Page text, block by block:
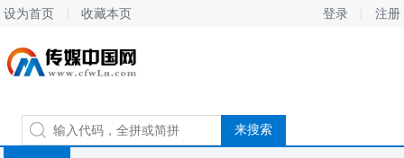
设为首页 收藏本页 登录 注册